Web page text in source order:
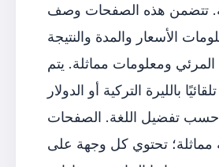
تتضمن هذه الصفحات وصف
الأسعار والمدة والنتيجة
ومعلومات مماثلة. يتم
بالليرة التركية أو الدولار
حسب تفضيل اللغة. الصفحات
مماثلة؛ تحتوي كل وجهة على